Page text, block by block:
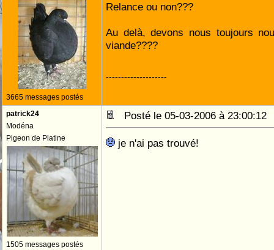
3665 messages postés
Relance ou non???
Au delà, devons nous toujours
viande????
--------------------
patrick24
Modéna
Pigeon de Platine
1505 messages postés
Posté le 05-03-2006 à
je n'ai pas trouvé!